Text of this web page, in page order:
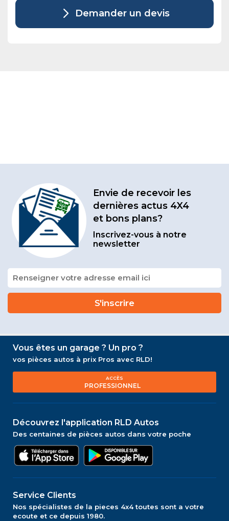
Demander un devis
Envie de recevoir les
dernières actus 4X4
et bons plans?
Inscrivez-vous à notre
newsletter
Vous êtes un garage ? Un pro ?
vos pièces autos à prix Pros avec RLD!
ACCÈS
PROFESSIONNEL
Découvrez l'application RLD Autos
Des centaines de pièces autos dans votre poche
Service Clients
Nos spécialistes de la pieces 4x4 toutes sont a votre
ecoute et ce depuis 1980.